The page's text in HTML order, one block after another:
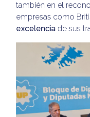
también en el
empresas como
excelenciade sus